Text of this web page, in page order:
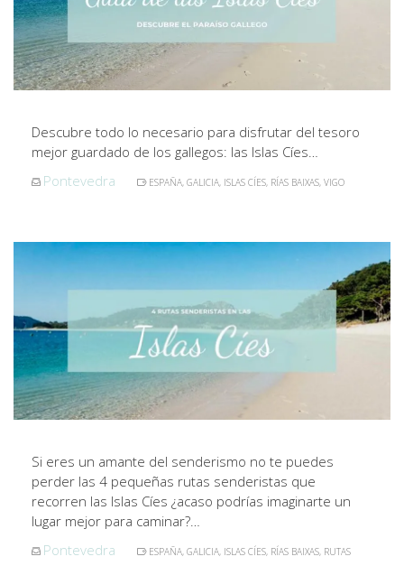
Descubre todo lo necesario para disfrutar del tesoro
mejor guardado de los gallegos: las Islas Cíes…
Pontevedra
ESPAÑA, GALICIA, ISLAS CÍES, RÍAS BAIXAS, VIGO
Si eres un amante del senderismo no te puedes
perder las 4 pequeñas rutas senderistas que
recorren las Islas Cíes ¿acaso podrías imaginarte un
lugar mejor para caminar?…
Pontevedra
ESPAÑA, GALICIA, ISLAS CÍES, RÍAS BAIXAS, RUTAS